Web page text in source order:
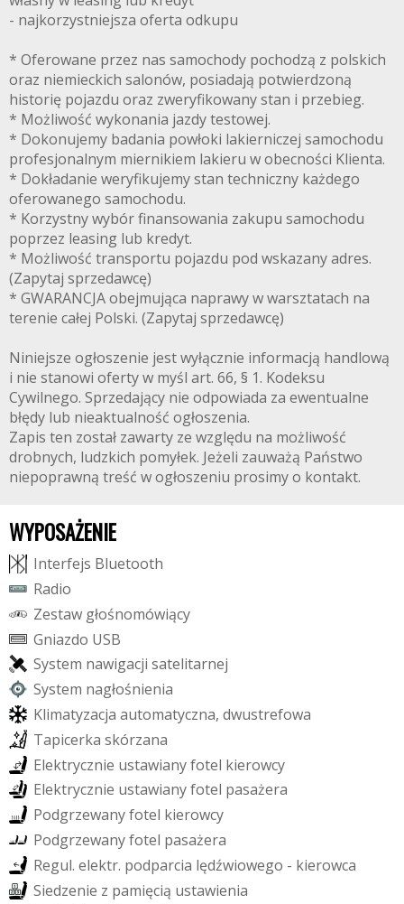
- najkorzystniejsza oferta odkupu
* Oferowane przez nas samochody pochodzą z polskich
oraz niemieckich salonów, posiadają potwierdzoną
historię pojazdu oraz zweryfikowany stan i przebieg.
* Możliwość wykonania jazdy testowej.
* Dokonujemy badania powłoki lakierniczej samochodu
profesjonalnym miernikiem lakieru w obecności Klienta.
* Dokładanie weryfikujemy stan techniczny każdego
oferowanego samochodu.
* Korzystny wybór finansowania zakupu samochodu
poprzez leasing lub kredyt.
* Możliwość transportu pojazdu pod wskazany adres.
(Zapytaj sprzedawcę)
* GWARANCJA obejmująca naprawy w warsztatach na
terenie całej Polski. (Zapytaj sprzedawcę)
Niniejsze ogłoszenie jest wyłącznie informacją handlową
i nie stanowi oferty w myśl art. 66, § 1. Kodeksu
Cywilnego. Sprzedający nie odpowiada za ewentualne
błędy lub nieaktualność ogłoszenia.
Zapis ten został zawarty ze względu na możliwość
drobnych, ludzkich pomyłek. Jeżeli zauważą Państwo
niepoprawną treść w ogłoszeniu prosimy o kontakt.
WYPOSAŻENIE
Interfejs Bluetooth
Radio
Zestaw głośnomówiący
Gniazdo USB
System nawigacji satelitarnej
System nagłośnienia
Klimatyzacja automatyczna, dwustrefowa
Tapicerka skórzana
Elektrycznie ustawianyfotel kierowcy
Elektrycznie ustawianyfotel pasażera
Podgrzewanyfotel kierowcy
Podgrzewanyfotel pasażera
Regul. elektr. podparcia lędźwiowego - kierowca
Siedzenie z pamięcią ustawienia